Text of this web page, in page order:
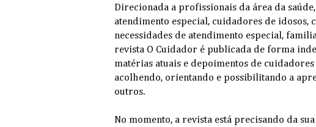
Direcionada a profissionais da área da
atendimento especial, cuidadores de idosos,
necessidades de atendimento especial,
revista O Cuidador é publicada de forma
matérias atuais e depoimentos de
acolhendo, orientando e possibilitando a
outros.
No momento, a revista está precisando da